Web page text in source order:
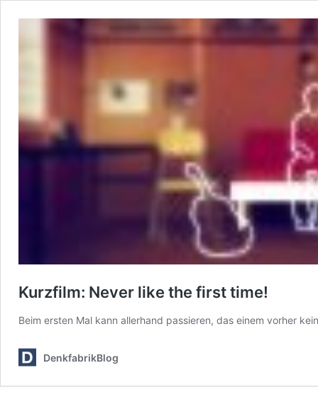
Kurzfilm: Never like the first time!
Beim ersten Mal kann allerhand passieren, das einem vorher
DenkfabrikBlog